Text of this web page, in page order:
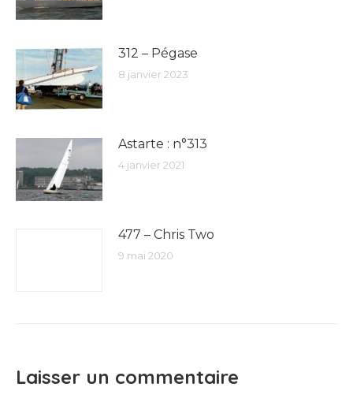
312 – Pégase
8 janvier 2023
Astarte : n°313
4 janvier 2021
477 – Chris Two
9 mai 2020
Laisser un commentaire